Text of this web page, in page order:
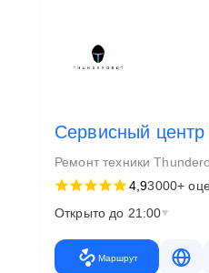
Сервисный
Ремонт техники
4,93000+
Открыто до 21:00
Маршрут